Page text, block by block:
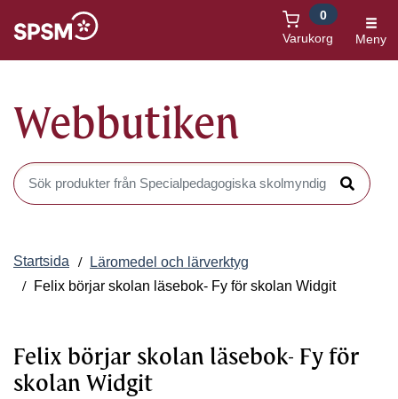
Varukorg
0
Meny
Webbutiken
Sök produkter i Webbutiken
Sök
Startsida
Läromedel och lärverktyg
Felix börjar skolan läsebok- Fy för skolan Widgit
Felix börjar skolan läsebok- Fy för
skolan Widgit